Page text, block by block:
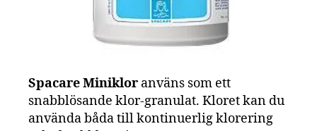
Spacare Miniklor använs som ett
snabblösande klor-granulat. Kloret kan du
använda båda till kontinuerlig klorering